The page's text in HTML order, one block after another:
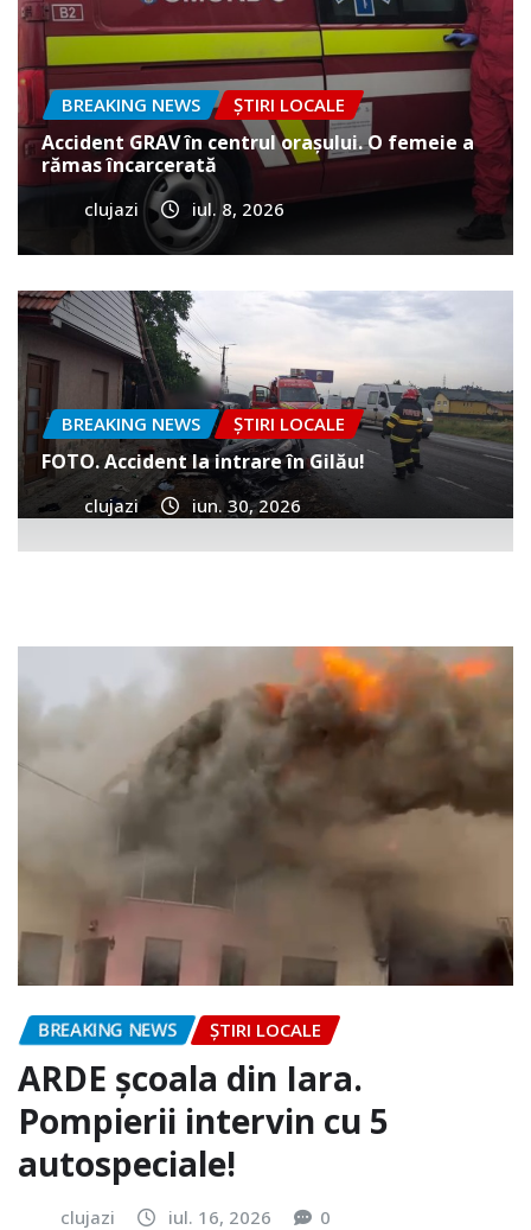
BREAKING NEWS ȘTIRI LOCALE
Accident GRAV în centrul orașului. O femeie a
rămas încarcerată
clujazi iul. 8, 2026
BREAKING NEWS ȘTIRI LOCALE
FOTO. Accident la intrare în Gilău!
clujazi iun. 30, 2026
BREAKING NEWS ȘTIRI LOCALE
ARDE școala din Iara.
Pompierii intervin cu 5
autospeciale!
clujazi iul. 16, 2026 0